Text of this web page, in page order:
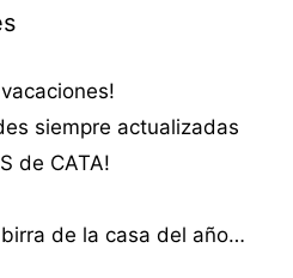
siempre actualizadas
de CATA!
de la casa del año…